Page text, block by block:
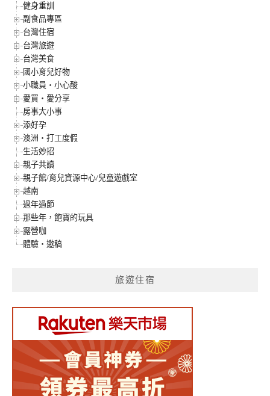
健身重訓
副食品專區
台灣住宿
台灣旅遊
台灣美食
國小育兒好物
小職員‧小心酸
愛買‧愛分享
房事大小事
添好孕
澳洲‧打工度假
生活妙招
親子共讀
親子館/育兒資源中心/兒童遊戲室
越南
過年過節
那些年，飽寶的玩具
露營咖
體驗‧邀稿
旅遊住宿